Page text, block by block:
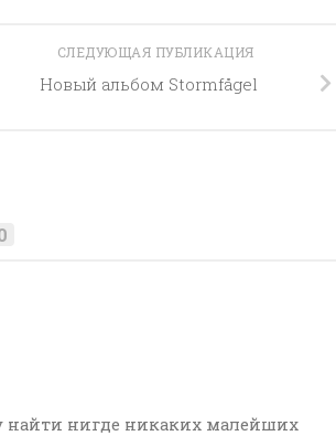
СЛЕДУЮЩАЯ ПУБЛИКАЦИЯ
Новый альбом Stormfågel
найти нигде никаких малейших